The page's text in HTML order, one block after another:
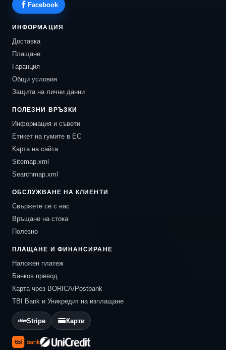
Facebook
ИНФОРМАЦИЯ
Доставка
Плащане
Гаранция
Общи условия
Защита на лични данни
ПОЛЕЗНИ ВРЪЗКИ
Информация и съвети
Етикет на гумите в ЕС
Карта на сайта
Sitemap.xml
Searchmap.xml
ОБСЛУЖВАНЕ НА КЛИЕНТИ
Свържете се с нас
Връщане на стока
Полезно
ПЛАЩАНЕ И ФИНАНСИРАНЕ
Наложен платеж
Банков превод
Карта чрез BORICA/Postbank
TBI Bank и Уникредит на изплащане
Stripe Карти